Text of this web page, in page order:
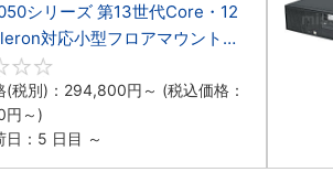
シリーズ 第13世代Core・12
対応小型フロアマウント
税別)： 294,800円 ～ (税込価格：
円 ～)
日：5 日目 ～